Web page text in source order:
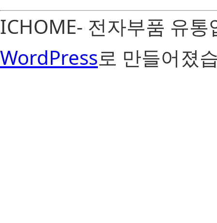
ICHOME- 전자부품 유
WordPress로 만들어졌